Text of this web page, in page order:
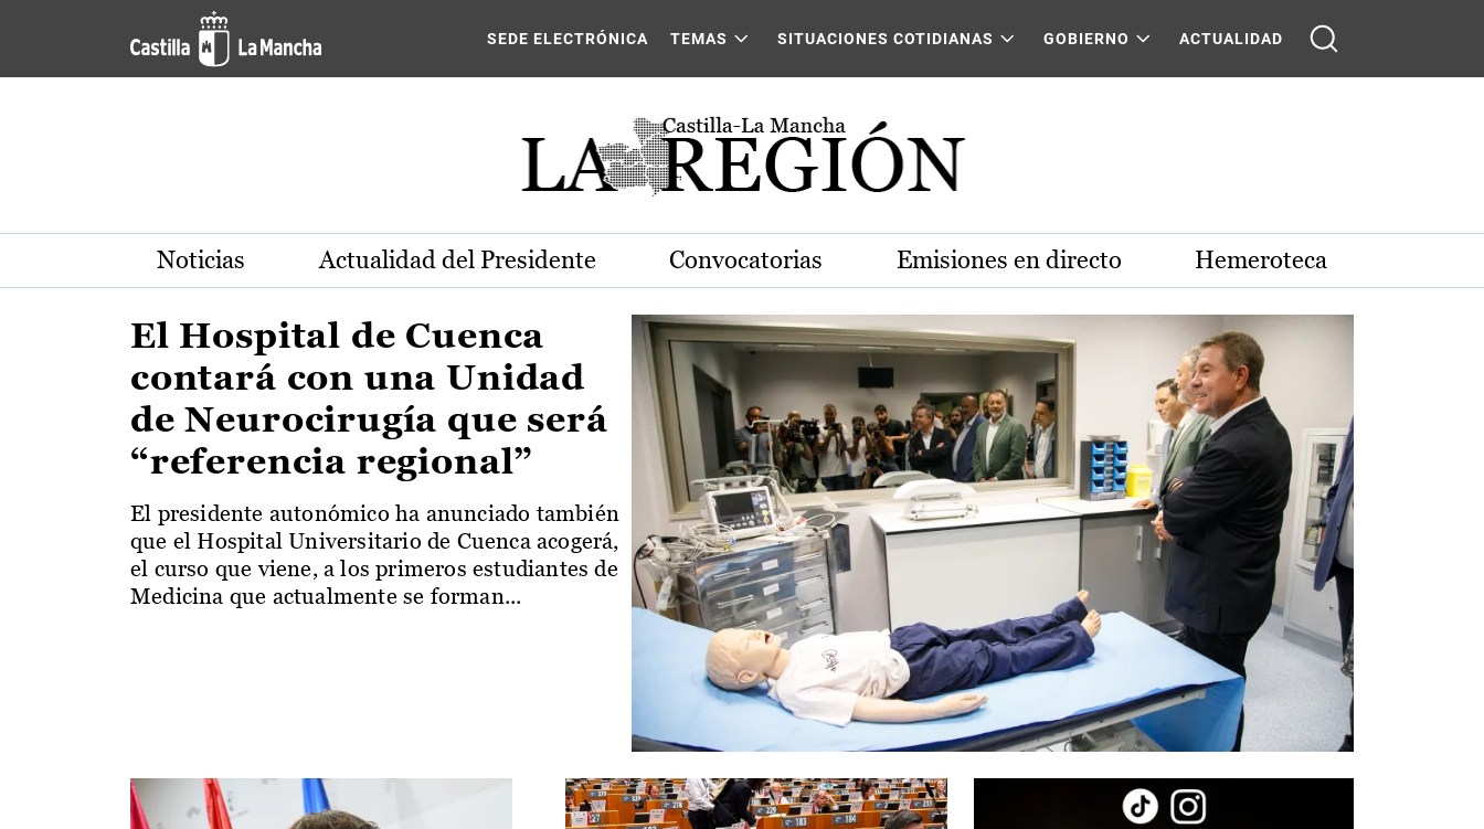
Pasar al contenido principal
Actualidad de la región de Castilla-La Mancha
SEDE ELECTRÓNICA TEMAS SITUACIONES COTIDIANAS GOBIERNO ACTUALIDAD
Noticias Actualidad del Presidente Convocatorias Emisiones en directo Hemeroteca
El Hospital de Cuenca
contará con una Unidad
de Neurocirugía que será
“referencia regional”
El presidente autonómico ha anunciado también
que el Hospital Universitario de Cuenca acogerá,
el curso que viene, a los primeros estudiantes de
Medicina que actualmente se forman...